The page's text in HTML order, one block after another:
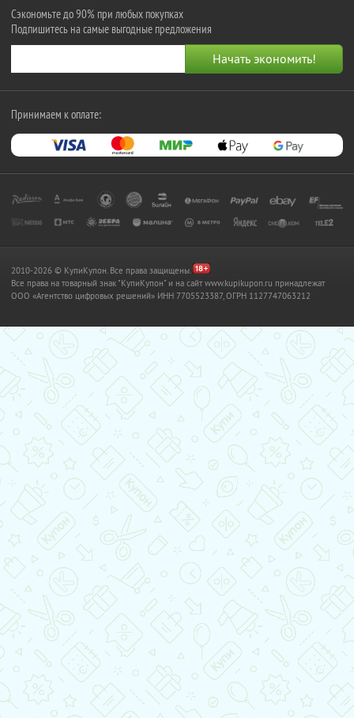
Сэкономьте до 90% при любых покупках
Подпишитесь на самые выгодные предложения
Принимаем к оплате:
2010-2026 © КупиКупон. Все права защищены.
Все права на товарный знак "КупиКупон" и на сайт www.kupikupon.ru принадлежат
OOO «Агентство цифровых решений» ИНН 7705523387, ОГРН 1127747063212